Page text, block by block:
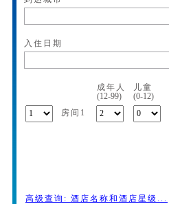
入住日期
成年人
儿童
(12-99)
(0-12)
房间1
高级查询: 酒店名称和酒店星级...